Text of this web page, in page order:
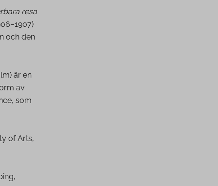
resa
och den
är en
av
som
of Arts,